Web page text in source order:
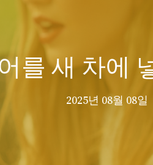
를 새 차에
2025년 08월 08일